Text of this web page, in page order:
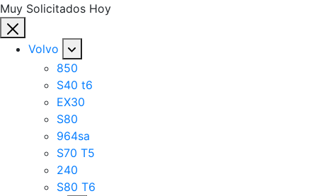
Muy Solicitados Hoy
Volvo
850
S40 t6
EX30
S80
964sa
S70 T5
240
S80 T6